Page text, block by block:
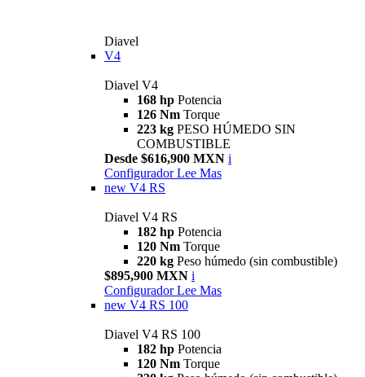
Diavel
V4
Diavel V4
168 hp Potencia
126 Nm Torque
223 kg PESO HÚMEDO SIN
COMBUSTIBLE
Desde $616,900 MXN i
Configurador Lee Mas
new V4 RS
Diavel V4 RS
182 hp Potencia
120 Nm Torque
220 kg Peso húmedo (sin combustible)
$895,900 MXN i
Configurador Lee Mas
new V4 RS 100
Diavel V4 RS 100
182 hp Potencia
120 Nm Torque